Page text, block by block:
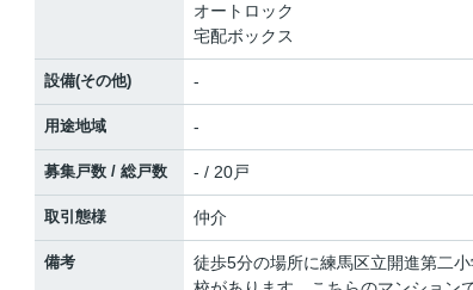
オートロック
宅配ボックス
設備(その他) -
用途地域 -
募集戸数 / 総戸数 - / 20戸
取引態様 仲介
備考
徒歩5分の場所に練馬区立開進第二